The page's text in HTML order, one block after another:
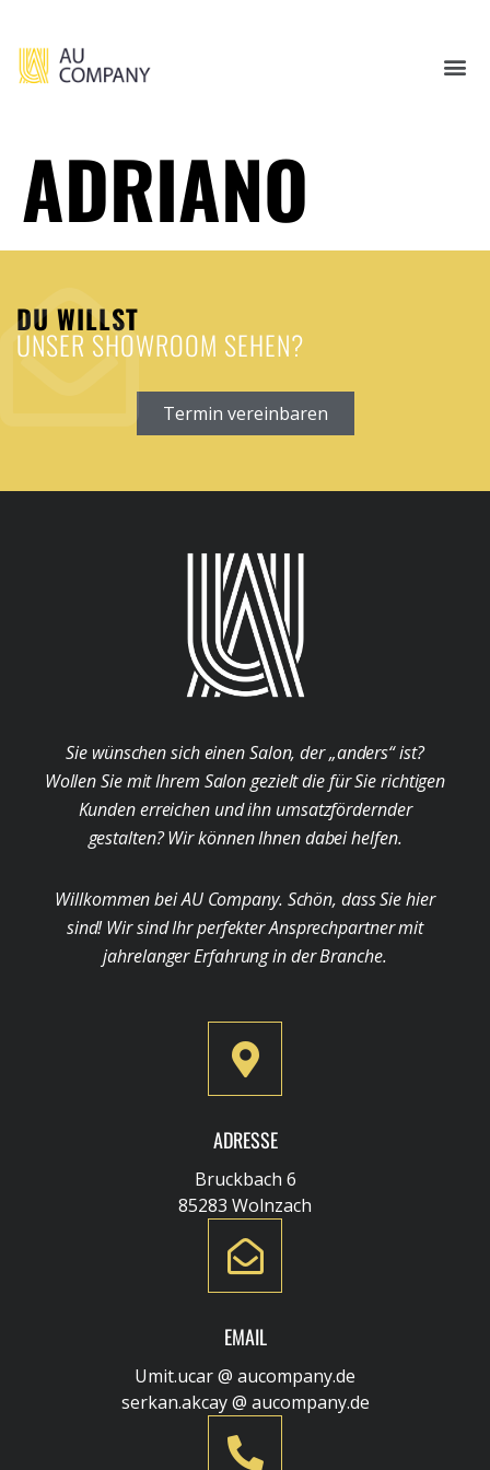
ADRIANO
DU WILLST
UNSER SHOWROOM SEHEN?
Termin vereinbaren
Sie wünschen sich einen Salon, der „anders“ ist?
Wollen Sie mit Ihrem Salon gezielt die für Sie richtigen
Kunden erreichen und ihn umsatzfördernder
gestalten? Wir können Ihnen dabei helfen.
Willkommen bei AU Company. Schön, dass Sie hier
sind! Wir sind Ihr perfekter Ansprechpartner mit
jahrelanger Erfahrung in der Branche.
ADRESSE
Bruckbach 6
85283 Wolnzach
EMAIL
Umit.ucar @ aucompany.de
serkan.akcay @ aucompany.de